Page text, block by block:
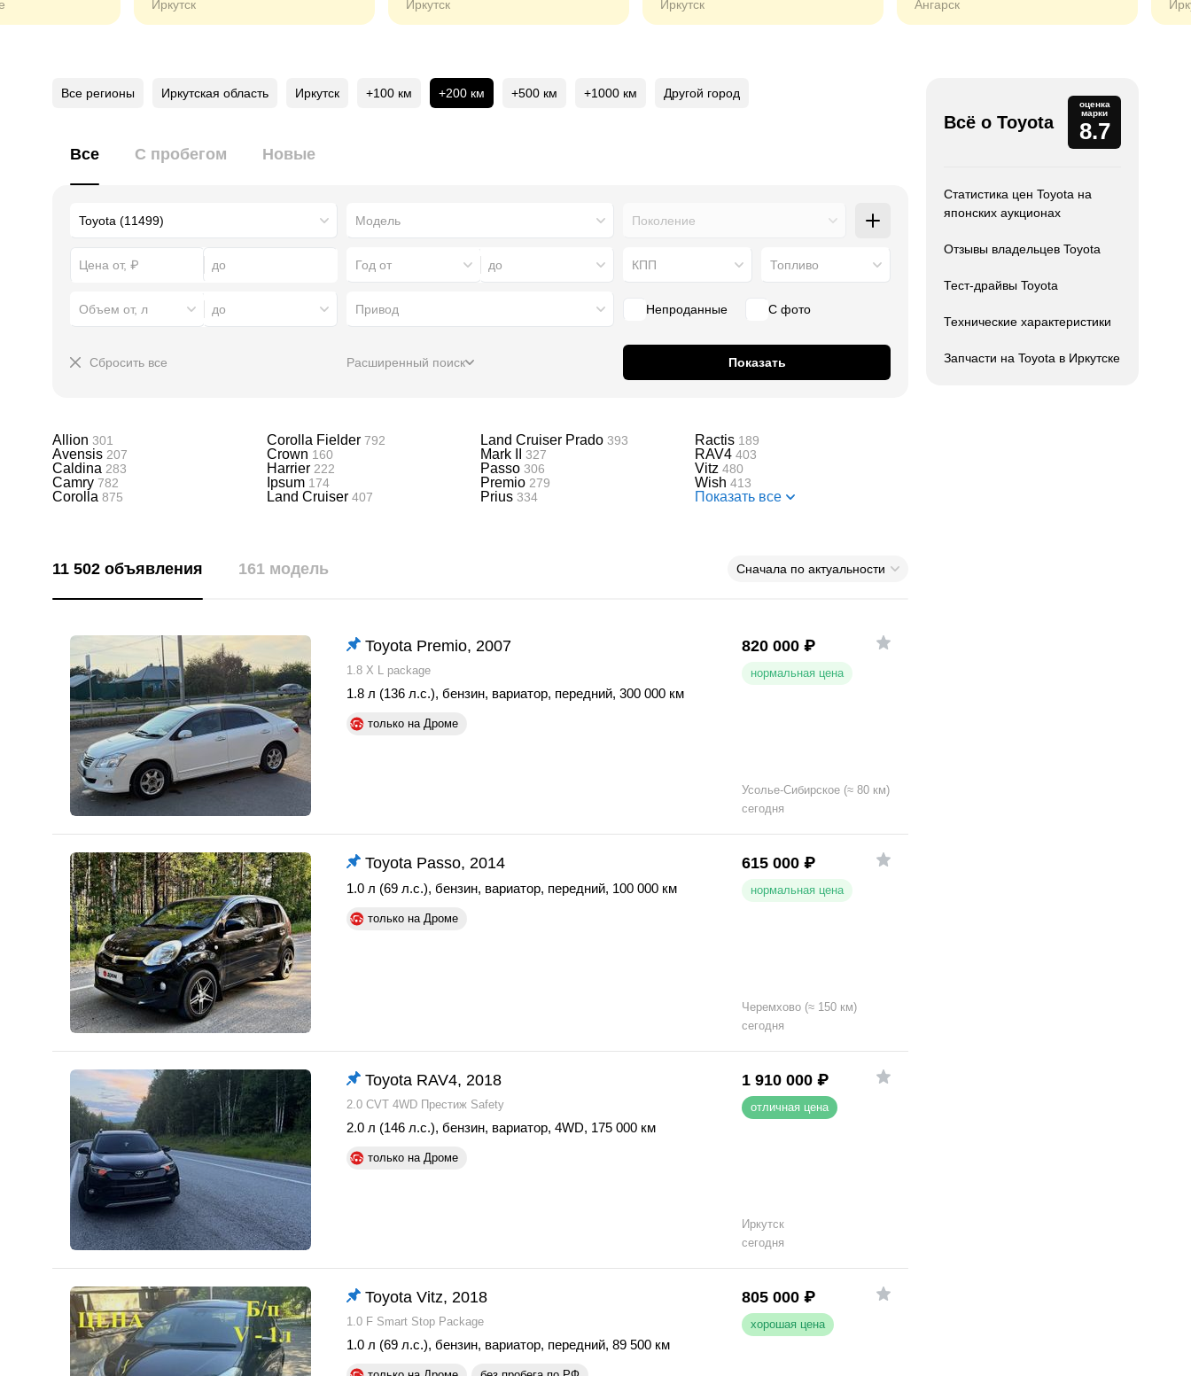
Иркутск Иркутск Иркутск Ангарск
Все регионы Иркутская область Иркутск +100 км +200 км +500 км +1000 км Другой город
Все С пробегом Новые
Поколение
Год от до КПП Топливо
Объем от, л до Привод Непроданные С фото
Сбросить все Расширенный поиск Показать
Allion 301
Avensis 207
Caldina 283
Camry 782
Corolla 875
Corolla Fielder 792
Crown 160
Harrier 222
Ipsum 174
Land Cruiser 407
Land Cruiser Prado 393
Mark II 327
Passo 306
Premio 279
Prius 334
Ractis 189
RAV4 403
Vitz 480
Wish 413
Показать все
11 502 объявления 161 модель Сначала по актуальности
Toyota Premio, 2007
1.8 X L package
1.8 л (136 л.с.), бензин, вариатор, передний, 300 000 км
только на Дроме
820 000 ₽
нормальная цена
Усолье-Сибирское (≈ 80 км)
сегодня
Toyota Passo, 2014
1.0 л (69 л.с.), бензин, вариатор, передний, 100 000 км
только на Дроме
615 000 ₽
нормальная цена
Черемхово (≈ 150 км)
сегодня
Toyota RAV4, 2018
2.0 CVT 4WD Престиж Safety
2.0 л (146 л.с.), бензин, вариатор, 4WD, 175 000 км
только на Дроме
1 910 000 ₽
отличная цена
Иркутск
сегодня
Toyota Vitz, 2018
1.0 F Smart Stop Package
1.0 л (69 л.с.), бензин, вариатор, передний, 89 500 км
805 000 ₽
хорошая цена
Всё о Toyota
оценка
марки
8.7
Статистика цен Toyota на
японских аукционах
Отзывы владельцев Toyota
Тест-драйвы Toyota
Технические характеристики
Запчасти на Toyota в Иркутске